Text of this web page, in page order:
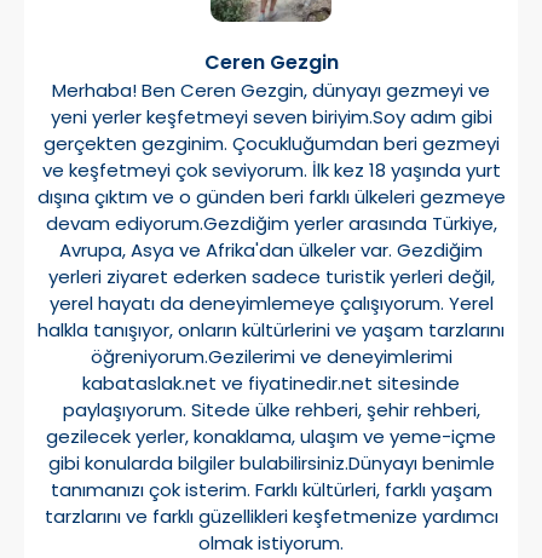
Ceren Gezgin
Merhaba! Ben Ceren Gezgin, dünyayı gezmeyi ve
yeni yerler keşfetmeyi seven biriyim.Soy adım gibi
gerçekten gezginim. Çocukluğumdan beri gezmeyi
ve keşfetmeyi çok seviyorum. İlk kez 18 yaşında yurt
dışına çıktım ve o günden beri farklı ülkeleri gezmeye
devam ediyorum.Gezdiğim yerler arasında Türkiye,
Avrupa, Asya ve Afrika'dan ülkeler var. Gezdiğim
yerleri ziyaret ederken sadece turistik yerleri değil,
yerel hayatı da deneyimlemeye çalışıyorum. Yerel
halkla tanışıyor, onların kültürlerini ve yaşam tarzlarını
öğreniyorum.Gezilerimi ve deneyimlerimi
kabataslak.net ve fiyatinedir.net sitesinde
paylaşıyorum. Sitede ülke rehberi, şehir rehberi,
gezilecek yerler, konaklama, ulaşım ve yeme-içme
gibi konularda bilgiler bulabilirsiniz.Dünyayı benimle
tanımanızı çok isterim. Farklı kültürleri, farklı yaşam
tarzlarını ve farklı güzellikleri keşfetmenize yardımcı
olmak istiyorum.